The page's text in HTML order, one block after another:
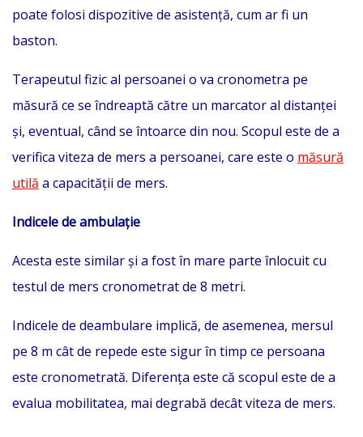
poate folosi dispozitive de asistență, cum ar fi un
baston.
Terapeutul fizic al persoanei o va cronometra pe
măsură ce se îndreaptă către un marcator al distanței
și, eventual, când se întoarce din nou. Scopul este de a
verifica viteza de mers a persoanei, care este o măsură
utilă a capacității de mers.
Indicele de ambulație
Acesta este similar și a fost în mare parte înlocuit cu
testul de mers cronometrat de 8 metri.
Indicele de deambulare implică, de asemenea, mersul
pe 8 m cât de repede este sigur în timp ce persoana
este cronometrată. Diferența este că scopul este de a
evalua mobilitatea, mai degrabă decât viteza de mers.